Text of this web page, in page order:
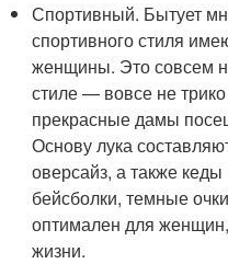
Спортивный. Бытует
спортивного стиля
женщины. Это совсем
стиле — вовсе не
прекрасные дамы
Основу лука
оверсайз, а также
бейсболки, темные
оптимален для
жизни.